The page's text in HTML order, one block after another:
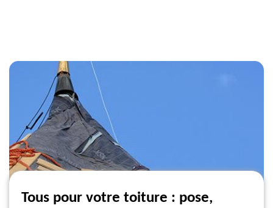
Tous pour votre toiture : pose,